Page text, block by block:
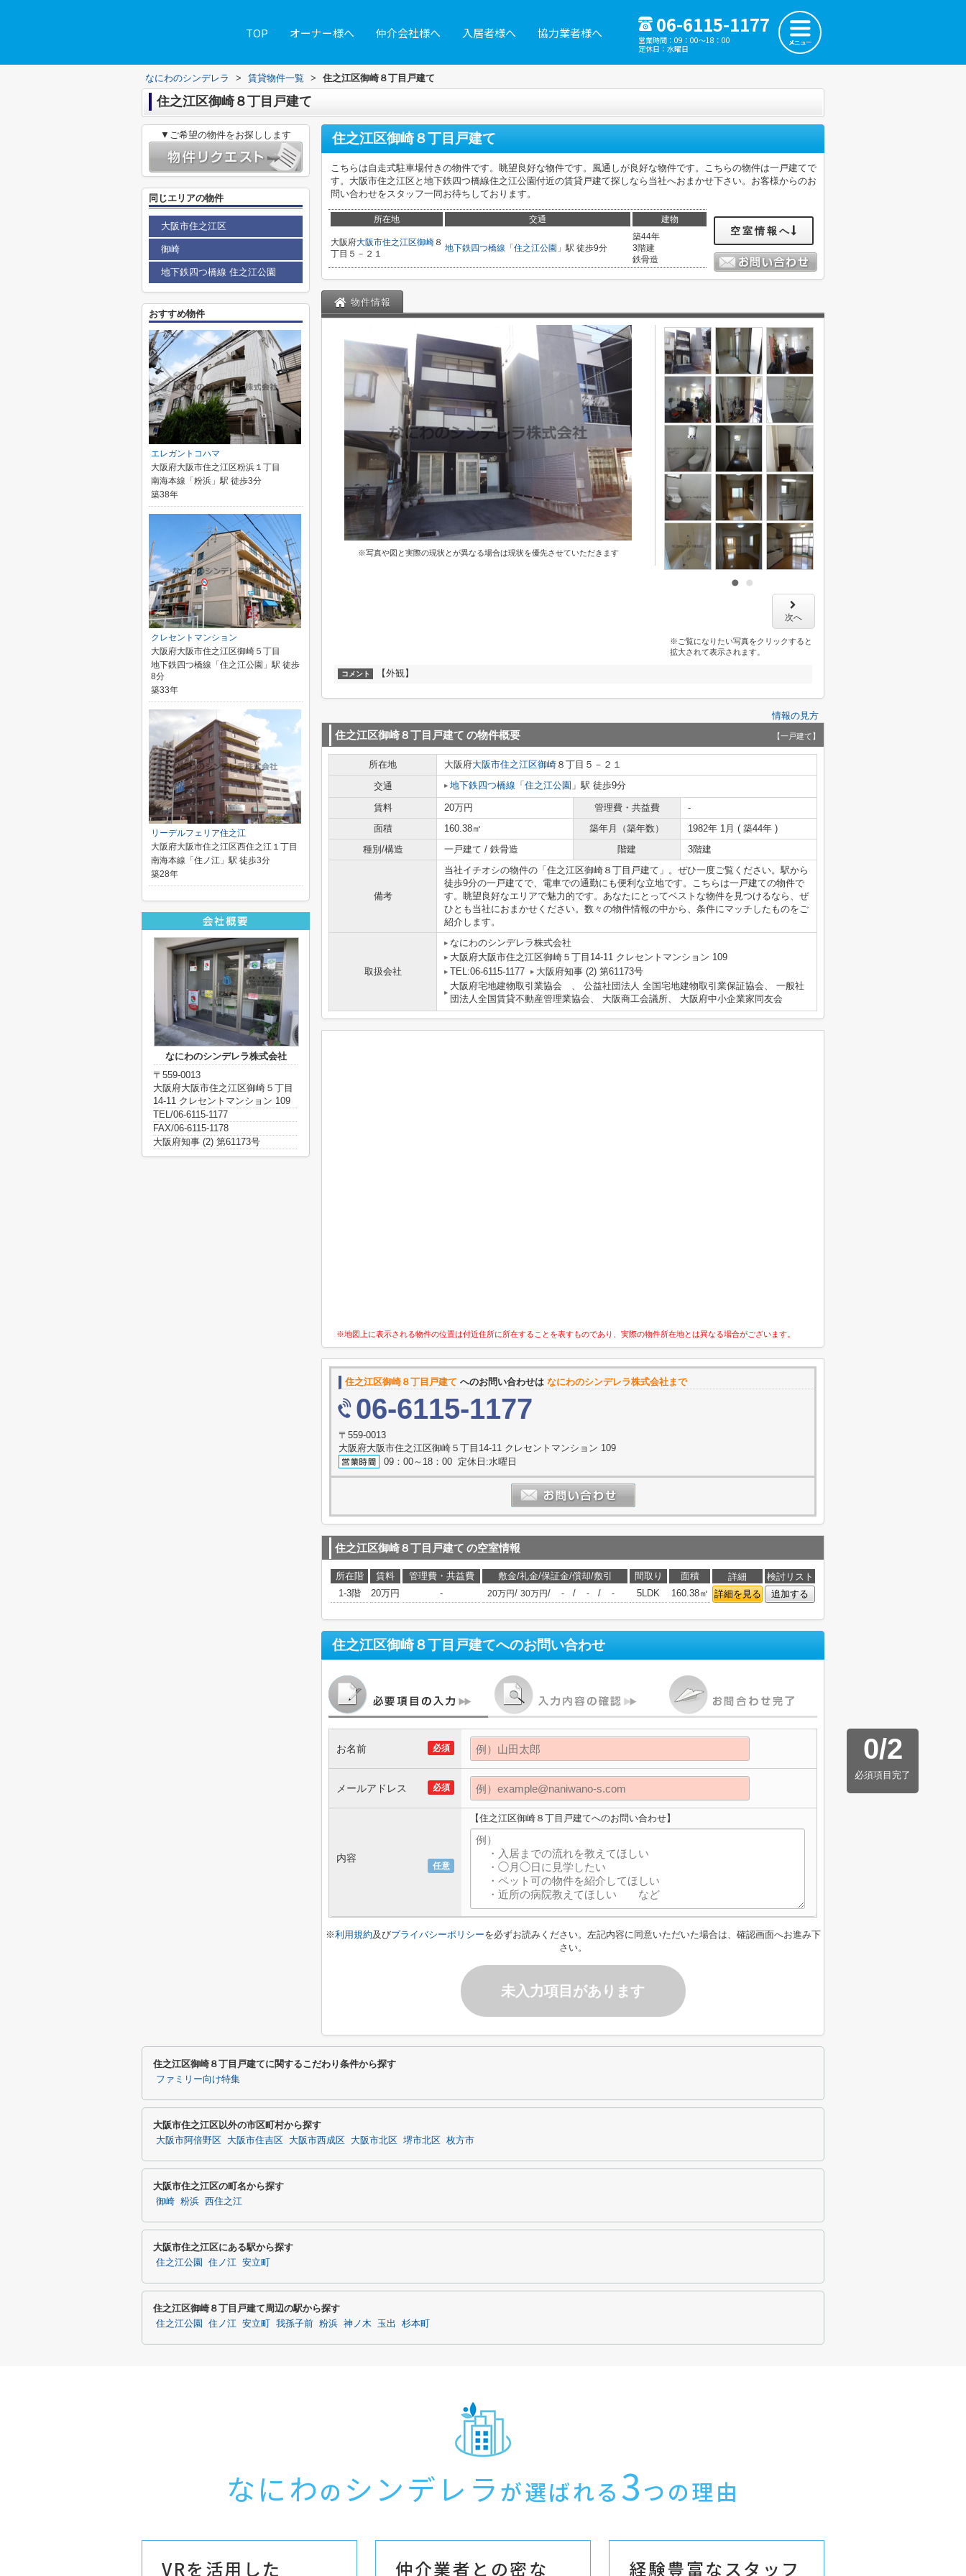
TOP オーナー様へ 仲介会社様へ 入居者様へ 協力業者様へ 06-6115-1177
営業時間：09：00～18：00
定休日：水曜日
なにわのシンデレラ > 賃貸物件一覧 > 住之江区御崎８丁目戸建て
住之江区御崎８丁目戸建て
住之江区御崎８丁目戸建て
こちらは自走式駐車場付きの物件です。眺望良好な物件です。風通しが良好な物件です。こちらの物件は一戸建てで
す。大阪市住之江区と地下鉄四つ橋線住之江公園付近の賃貸戸建て探しなら当社へおまかせ下さい。お客様からのお
問い合わせをスタッフ一同お待ちしております。
所在地 交通 建物
大阪府大阪市住之江区御崎 ８
丁目５－２１
地下鉄四つ橋線 「 住之江公園 」駅 徒歩9分
築44年
3階建
鉄骨造
空室情報へ
物件情報
※写真や図と実際の現状とが異なる場合は現状を優先させていただきます
次へ
※ご覧になりたい写真をクリックすると
拡大されて表示されます。
コメント 【外観】
情報の見方
住之江区御崎８丁目戸建て の物件概要 【一戸建て】
所在地 大阪府大阪市住之江区御崎 ８丁目５－２１
交通
地下鉄四つ橋線 「 住之江公園 」駅 徒歩9分
賃料 20万円 管理費・共益費
-
面積
160.38㎡ 築年月（築年数）
1982年 1月 ( 築44年 )
種別/構造
一戸建て / 鉄骨造 階建 3階建
備考
当社イチオシの物件の「住之江区御崎８丁目戸建て」。ぜひ一度ご覧ください。駅から
徒歩9分の一戸建てで、電車での通勤にも便利な立地です。こちらは一戸建ての物件で
す。眺望良好なエリアで魅力的です。あなたにとってベストな物件を見つけるなら、ぜ
ひとも当社におまかせください。数々の物件情報の中から、条件にマッチしたものをご
紹介します。
取扱会社
なにわのシンデレラ株式会社
大阪府大阪市住之江区御崎５丁目14-11 クレセントマンション 109
TEL:06-6115-1177
大阪府知事 (2) 第61173号
大阪府宅地建物取引業協会 、 公益社団法人 全国宅地建物取引業保証協会、 一般社
団法人全国賃貸不動産管理業協会、 大阪商工会議所、 大阪府中小企業家同友会
※地図上に表示される物件の位置は付近住所に所在することを表すものであり、実際の物件所在地とは異なる場合がございます。
住之江区御崎８丁目戸建て へのお問い合わせは なにわのシンデレラ株式会社まで
06-6115-1177
〒559-0013
大阪府大阪市住之江区御崎５丁目14-11 クレセントマンション 109
09：00～18：00 定休日:水曜日
住之江区御崎８丁目戸建て の空室情報
所在階 賃料 管理費・共益費 敷金/礼金/保証金/償却/敷引 間取り 面積 詳細
検討リスト
1-3階
20万円 - 20万円/ 30万円/ - / - / - 5LDK 160.38㎡ 詳細を見る 追加する
住之江区御崎８丁目戸建てへのお問い合わせ
0/2
必須項目完了
必須
お名前
必須
メールアドレス
任意
内容
【住之江区御崎８丁目戸建てへのお問い合わせ】
※利用規約及びプライバシーポリシーを必ずお読みください。左記内容に同意いただいた場合は、確認画面へお進み下
さい。
未入力項目があります
▼ご希望の物件をお探しします
同じエリアの物件
大阪市住之江区
御崎
地下鉄四つ橋線 住之江公園
おすすめ物件
エレガントコハマ
大阪府大阪市住之江区粉浜１丁目
南海本線「粉浜」駅 徒歩3分
築38年
クレセントマンション
大阪府大阪市住之江区御崎５丁目
地下鉄四つ橋線「住之江公園」駅 徒歩
8分
築33年
リーデルフェリア住之江
大阪府大阪市住之江区西住之江１丁目
南海本線「住ノ江」駅 徒歩3分
築28年
なにわのシンデレラ株式会社
〒559-0013
大阪府大阪市住之江区御崎５丁目
14-11 クレセントマンション 109
TEL/06-6115-1177
FAX/06-6115-1178
大阪府知事 (2) 第61173号
住之江区御崎８丁目戸建てに関するこだわり条件から探す
ファミリー向け特集
大阪市住之江区以外の市区町村から探す
大阪市阿倍野区 大阪市住吉区 大阪市西成区 大阪市北区 堺市北区 枚方市
大阪市住之江区の町名から探す
御崎 粉浜 西住之江
大阪市住之江区にある駅から探す
住之江公園 住ノ江 安立町
住之江区御崎８丁目戸建て周辺の駅から探す
住之江公園 住ノ江 安立町 我孫子前 粉浜 神ノ木 玉出 杉本町
なにわの シンデレラ が選ばれる 3つの理由
VRを活用した 仲介業者との密な 経験豊富なスタッフ